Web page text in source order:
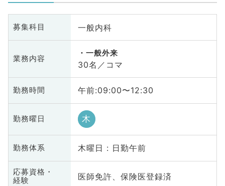
募集科目 一般内科
業務内容
一般外来
30名／コマ
勤務時間 午前:09:00〜12:30
勤務曜日 木
勤務体系 木曜日 : 日勤午前
応募資格・
経験
医師免許、保険医登録済